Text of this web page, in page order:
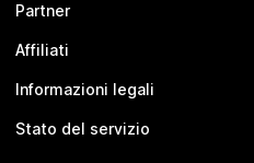
Partner
Affiliati
Informazioni legali
Stato del servizio